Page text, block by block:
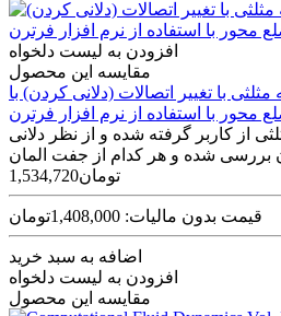
افزودن به لیست دلخواه
مقایسه این محصول
با تغییر اتصالات (دلانی کردن) با
محور با استفاده از نرم افزار فرترن
از کاربر گرفته شده و از نظر دلانی
1,534,720تومان
قیمت بدون مالیات: 1,408,000تومان
اضافه به سبد خرید
افزودن به لیست دلخواه
مقایسه این محصول